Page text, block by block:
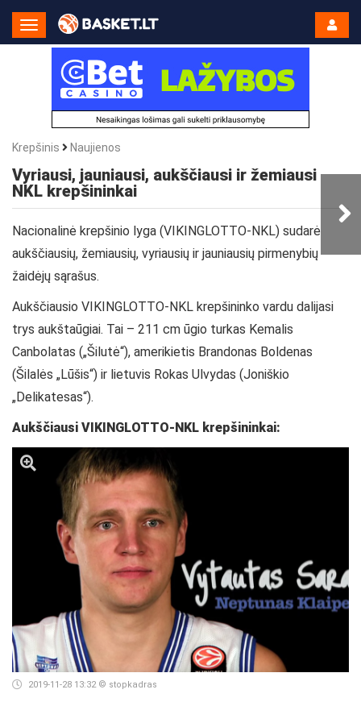
Toggle
Navigation
Krepšinis Naujienos
Vyriausi, jauniausi, aukščiausi ir žemiausi
NKL krepšininkai
Nacionalinė krepšinio lyga (VIKINGLOTTO-NKL) sudarė
aukščiausių, žemiausių, vyriausių ir jauniausių pirmenybių
žaidėjų sąrašus.
Aukščiausio VIKINGLOTTO-NKL krepšininko vardu dalijasi
trys aukštaūgiai. Tai – 211 cm ūgio turkas Kemalis
Canbolatas („Šilutė“), amerikietis Brandonas Boldenas
(Šilalės „Lūšis“) ir lietuvis Rokas Ulvydas (Joniškio
„Delikatesas“).
Aukščiausi VIKINGLOTTO-NKL krepšininkai:
2019-11-28 13:32 © stopkadras